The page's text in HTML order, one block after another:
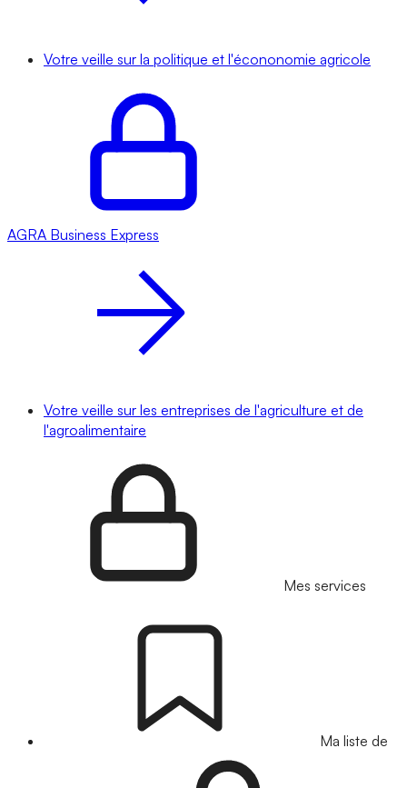
Votre veille sur la politique et l'écononomie agricole
AGRA Business Express
Votre veille sur les entreprises de l'agriculture et de
l'agroalimentaire
Mes services
Ma liste de